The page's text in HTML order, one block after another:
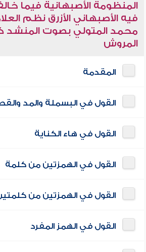
المنظومة الأصبهانية فيما
فيه الأصبهاني الأزرق نظم
محمد المتولي بصوت المنشد
المروش
المقدمة
القول في البسملة والمد
القول في هاء الكناية
القول في الهمزتين من كلمة
القول في الهمزتين من
القول في الهمز المفرد